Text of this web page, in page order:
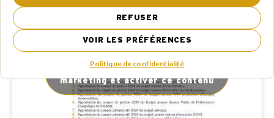
REFUSER
VOIR LES PRÉFÉRENCES
Politique de confidentialité
Cliquez pour accepter les cookies
marketing et activer ce contenu